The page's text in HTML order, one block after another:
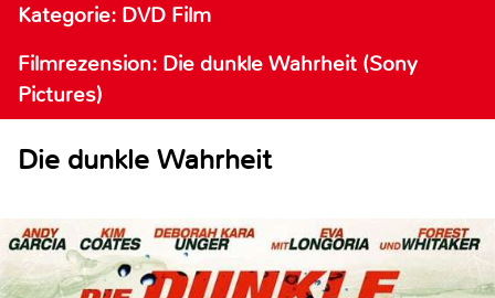
Kategorie: DVD Film
Filmrezension: Die dunkle Wahrheit (Sony
Pictures)
Die dunkle Wahrheit